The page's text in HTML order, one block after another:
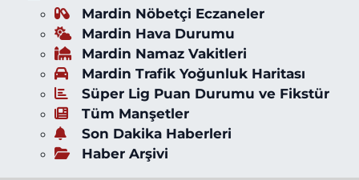
Mardin Nöbetçi Eczaneler
Mardin Hava Durumu
Mardin Namaz Vakitleri
Mardin Trafik Yoğunluk Haritası
Süper Lig Puan Durumu ve Fikstür
Tüm Manşetler
Son Dakika Haberleri
Haber Arşivi